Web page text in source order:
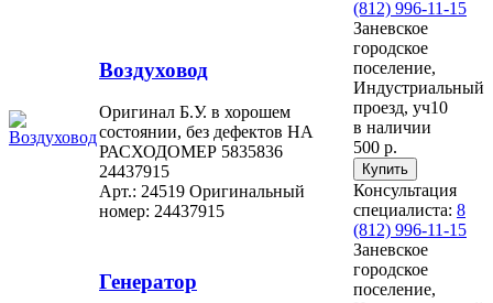
(812) 996-11-15
Воздуховод
Оригинал Б.У. в хорошем
состоянии, без дефектов НА
РАСХОДОМЕР 5835836
24437915
Арт.: 24519 Оригинальный
номер: 24437915
Заневское
городское
поселение,
Индустриальный
проезд, уч10
в наличии
500 р.
Консультация
специалиста: 8
(812) 996-11-15
Генератор
Заневское
городское
поселение,